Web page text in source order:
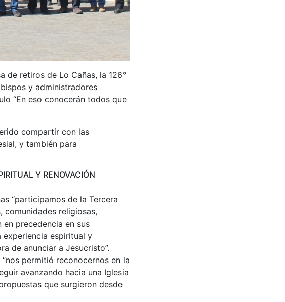
de retiros de Lo Cañas, la 126°
y administradores
“En eso conocerán todos que
compartir con las
y también para
Y RENOVACIÓN
“participamos de la Tercera
comunidades religiosas,
precedencia en sus
experiencia espiritual y
de anunciar a Jesucristo”.
permitió reconocernos en la
avanzando hacia una Iglesia
que surgieron desde